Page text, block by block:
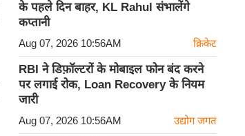
के पहले दिन बाहर, KL Rahul संभालेंगे
कप्तानी
Aug 07, 2026 10:56AM क्रिकेट
RBI ने डिफ़ॉल्टरों के मोबाइल फोन बंद करने
पर लगाई रोक, Loan Recovery के नियम
जारी
Aug 07, 2026 10:56AM उद्योग जगत